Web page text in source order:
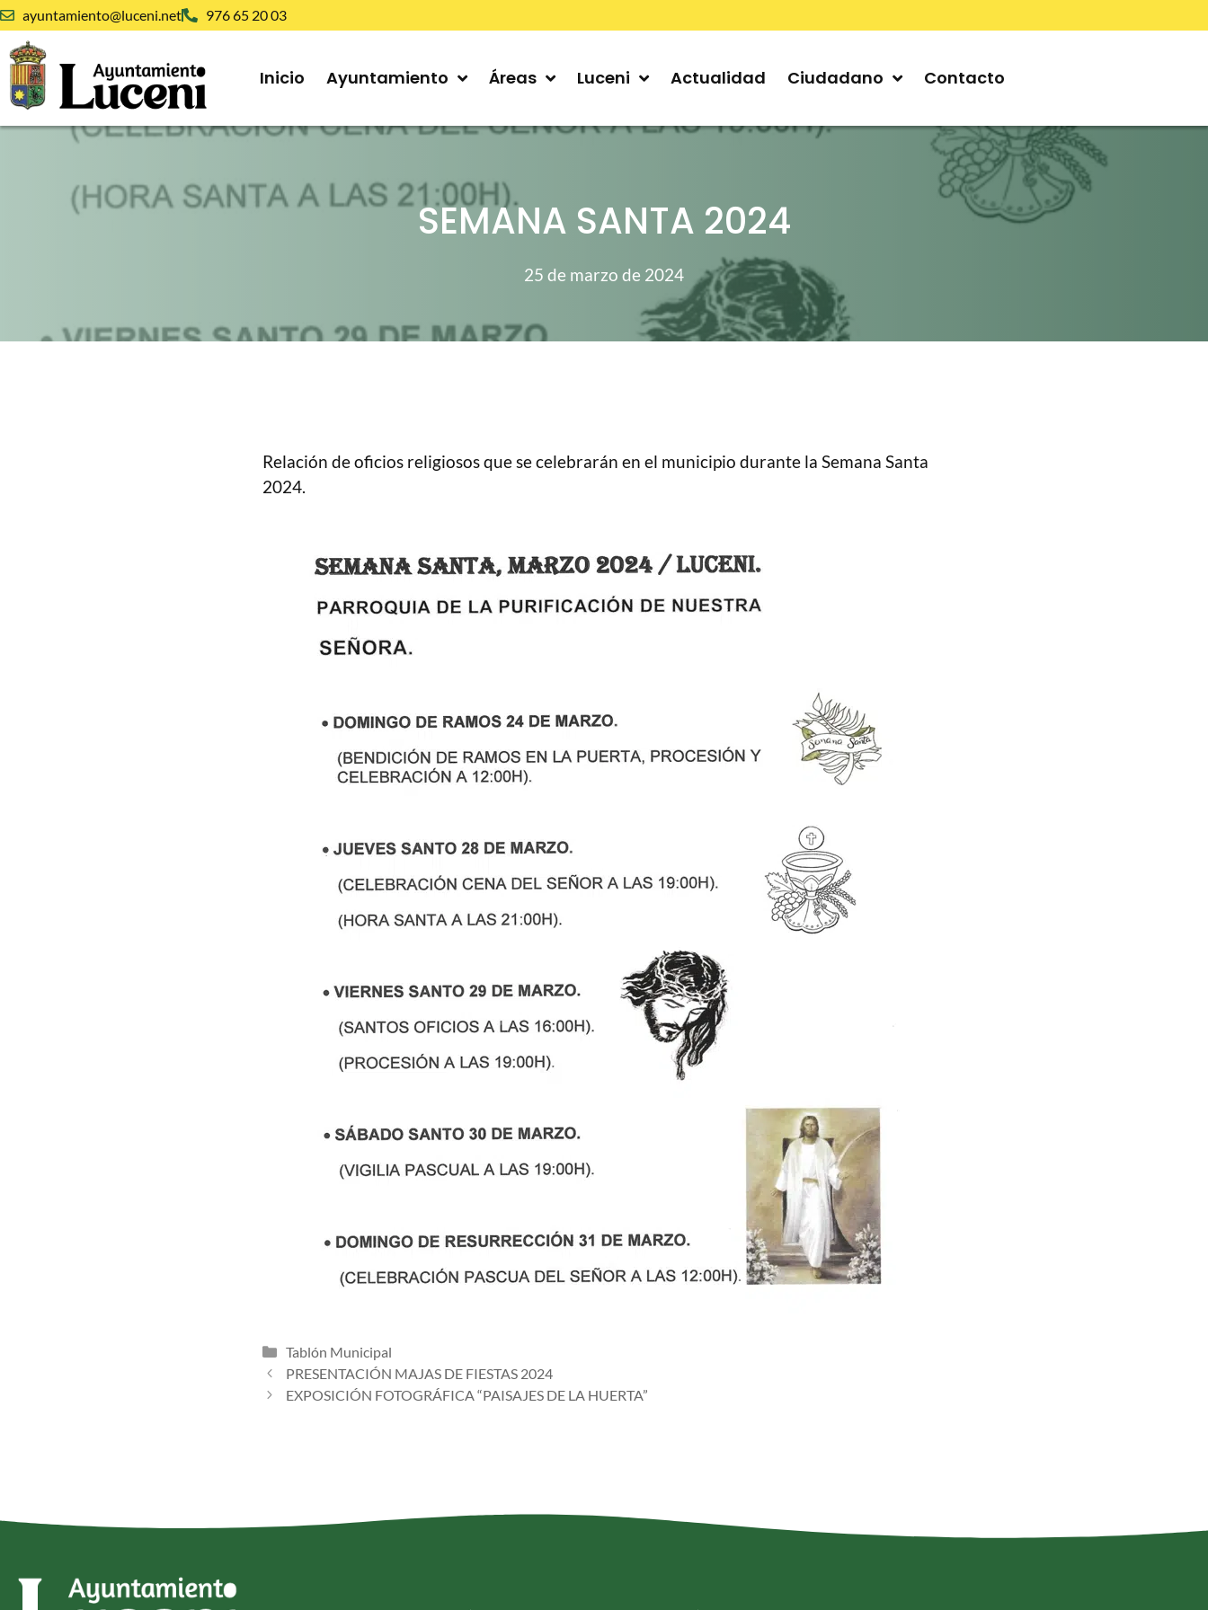
ayuntamiento@luceni.net 976 65 20 03
Inicio Ayuntamiento Áreas Luceni Actualidad Ciudadano Contacto
SEMANA SANTA 2024
25 de marzo de 2024
Relación de oficios religiosos que se celebrarán en el municipio durante la Semana Santa
2024.
Tablón Municipal
PRESENTACIÓN MAJAS DE FIESTAS 2024
EXPOSICIÓN FOTOGRÁFICA “PAISAJES DE LA HUERTA”